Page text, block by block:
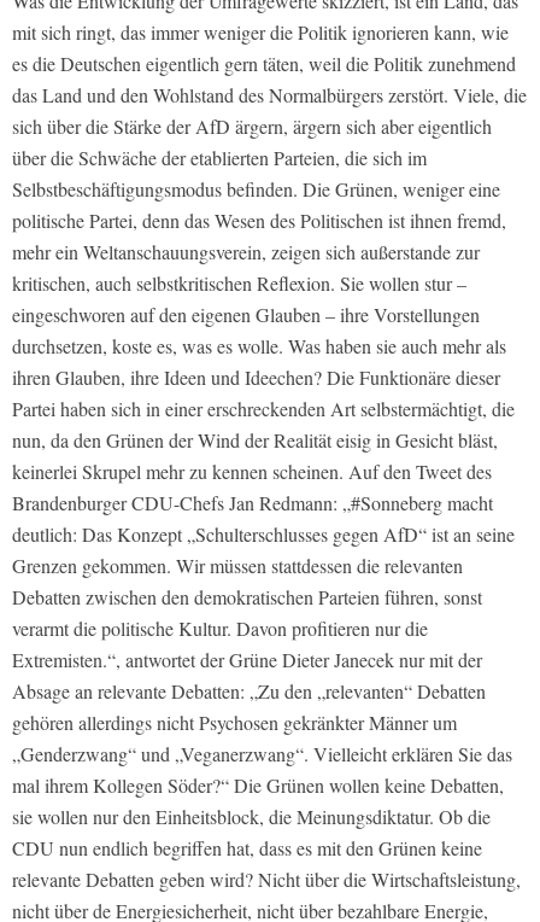
mit sich ringt, das immer weniger die Politik ignorieren kann, wie
es die Deutschen eigentlich gern täten, weil die Politik zunehmend
das Land und den Wohlstand des Normalbürgers zerstört. Viele, die
sich über die Stärke der AfD ärgern, ärgern sich aber eigentlich
über die Schwäche der etablierten Parteien, die sich im
Selbstbeschäftigungsmodus befinden. Die Grünen, weniger eine
politische Partei, denn das Wesen des Politischen ist ihnen fremd,
mehr ein Weltanschauungsverein, zeigen sich außerstande zur
kritischen, auch selbstkritischen Reflexion. Sie wollen stur –
eingeschworen auf den eigenen Glauben – ihre Vorstellungen
durchsetzen, koste es, was es wolle. Was haben sie auch mehr als
ihren Glauben, ihre Ideen und Ideechen? Die Funktionäre dieser
Partei haben sich in einer erschreckenden Art selbstermächtigt, die
nun, da den Grünen der Wind der Realität eisig in Gesicht bläst,
keinerlei Skrupel mehr zu kennen scheinen. Auf den Tweet des
Brandenburger CDU-Chefs Jan Redmann: „#Sonneberg macht
deutlich: Das Konzept „Schulterschlusses gegen AfD“ ist an seine
Grenzen gekommen. Wir müssen stattdessen die relevanten
Debatten zwischen den demokratischen Parteien führen, sonst
verarmt die politische Kultur. Davon profitieren nur die
Extremisten.“, antwortet der Grüne Dieter Janecek nur mit der
Absage an relevante Debatten: „Zu den „relevanten“ Debatten
gehören allerdings nicht Psychosen gekränkter Männer um
„Genderzwang“ und „Veganerzwang“. Vielleicht erklären Sie das
mal ihrem Kollegen Söder?“ Die Grünen wollen keine Debatten,
sie wollen nur den Einheitsblock, die Meinungsdiktatur. Ob die
CDU nun endlich begriffen hat, dass es mit den Grünen keine
relevante Debatten geben wird? Nicht über die Wirtschaftsleistung,
nicht über de Energiesicherheit, nicht über bezahlbare Energie,